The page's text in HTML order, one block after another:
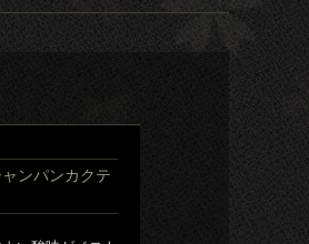
ンパンカクテ